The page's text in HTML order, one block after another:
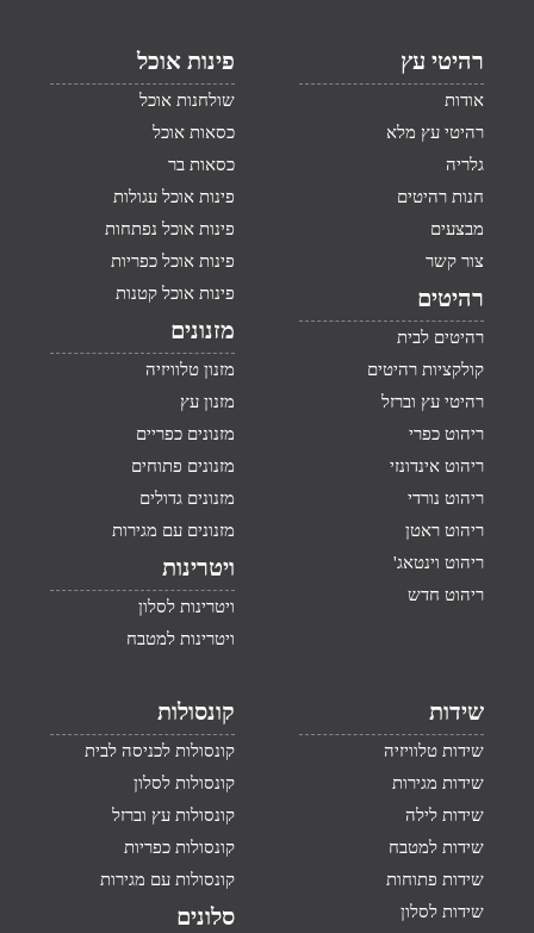
רהיטי עץ
אודות
רהיטי עץ מלא
גלריה
חנות רהיטים
מבצעים
צור קשר
רהיטים
רהיטים לבית
קולקציות רהיטים
רהיטי עץ וברזל
ריהוט כפרי
ריהוט אינדונזי
ריהוט נורדי
ריהוט ראטן
ריהוט וינטאג'
ריהוט חדש
פינות אוכל
שולחנות אוכל
כסאות אוכל
כסאות בר
פינות אוכל עגולות
פינות אוכל נפתחות
פינות אוכל כפריות
פינות אוכל קטנות
מזנונים
מזנון טלוויזיה
מזנון עץ
מזנונים כפריים
מזנונים פתוחים
מזנונים גדולים
מזנונים עם מגירות
ויטרינות
ויטרינות לסלון
ויטרינות למטבח
שידות
שידות טלוויזיה
שידות מגירות
שידות לילה
שידות למטבח
שידות פתוחות
שידות לסלון
קונסולות
קונסולות לכניסה לבית
קונסולות לסלון
קונסולות עץ וברזל
קונסולות כפריות
קונסולות עם מגירות
סלונים